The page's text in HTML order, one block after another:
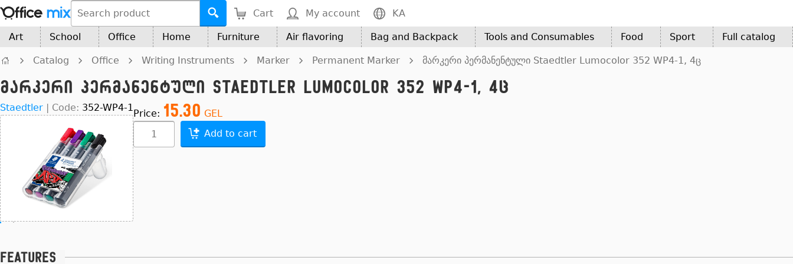
Cart My account KA
Art School Office Home Furniture Air flavoring Bag and Backpack Tools and Consumables Food Sport Full catalog
Catalog Office Writing Instruments Marker Permanent Marker მარკერი პერმანენტული Staedtler Lumocolor 352 WP4-1, 4ც
მარკერი პერმანენტული Staedtler Lumocolor 352 WP4-1, 4ც
Staedtler | Code: 352-WP4-1
Price: 15.30 GEL
Add to cart
Features